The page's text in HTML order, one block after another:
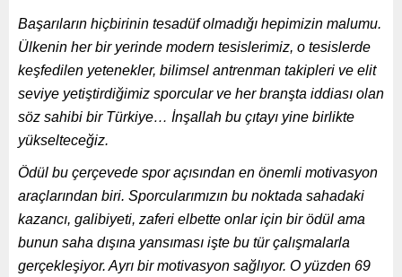
Başarıların hiçbirinin tesadüf olmadığı hepimizin malumu.
Ülkenin her bir yerinde modern tesislerimiz, o tesislerde
keşfedilen yetenekler, bilimsel antrenman takipleri ve elit
seviye yetiştirdiğimiz sporcular ve her branşta iddiası olan
söz sahibi bir Türkiye… İnşallah bu çıtayı yine birlikte
yükselteceğiz.
Ödül bu çerçevede spor açısından en önemli motivasyon
araçlarından biri. Sporcularımızın bu noktada sahadaki
kazancı, galibiyeti, zaferi elbette onlar için bir ödül ama
bunun saha dışına yansıması işte bu tür çalışmalarla
gerçekleşiyor. Ayrı bir motivasyon sağlıyor. O yüzden 69